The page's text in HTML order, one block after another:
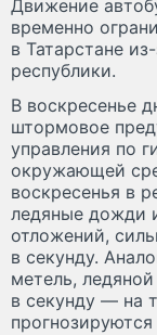
Движение
временно
в Татарстане
республики.
В воскресенье
штормовое
управления по
окружающей
воскресенья в
ледяные дожди
отложений,
в секунду.
метель,
в секунду — на